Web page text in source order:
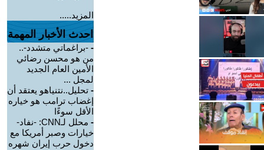
المزيد.....
احدث الأخبار المهمة
- -براغماتي متشدد-..
من هو محسن رضائي
الأمين العام الجديد
لمجل ...
- تحليل..نتنياهو يعتقد أن
إغضاب ترامب هو خياره
الأقل سوءًا
-
محلل لـCNN: -نفاد-
خيارات وصبر أمريكا مع
دخول حرب إيران شهره